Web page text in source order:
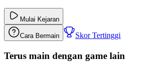
Mulai Kejaran
Cara Bermain Skor Tertinggi
Terus main dengan game lain